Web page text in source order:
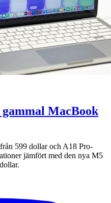
MacBook
599 dollar och A18 Pro-
jämfört med den nya M5